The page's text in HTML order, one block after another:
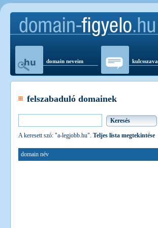
domain neveim
felszabaduló domainek
A keresett szó: "a-legjobb.hu". Teljes lista megtekintése
domain név